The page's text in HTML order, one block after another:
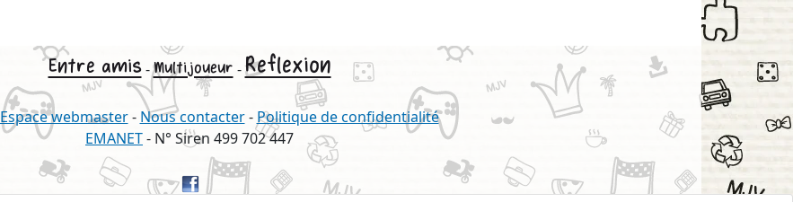
Entre amis-Multijoueur -Reflexion
Espace webmaster- Nous contacter- Politique de confidentialité
EMANET- N° Siren 499 702 447